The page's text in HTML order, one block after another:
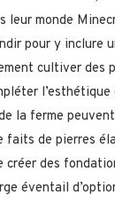
leur monde
pour y inclure
cultiver des
la ferme
faits de pierres
créer des
éventail